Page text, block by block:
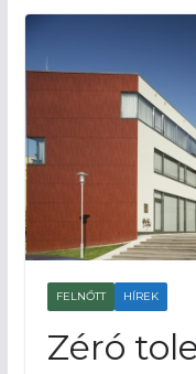
FELNŐTT HÍREK
Zéró